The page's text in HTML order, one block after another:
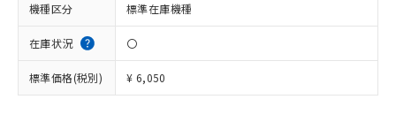
機種区分 標準在庫機種
在庫状況 〇
標準価格(税別) ¥ 6,050